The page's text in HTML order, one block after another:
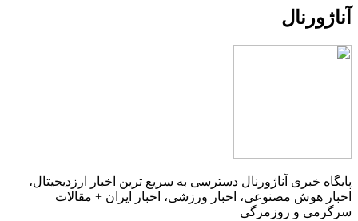
آناژورنال
پایگاه خبری آناژورنال دسترسی به سریع ترین اخبار ارزدیجیتال،
اخبار هوش مصنوعی، اخبار ورزشی، اخبار ایران + مقالات
سرگرمی و روزمرگی